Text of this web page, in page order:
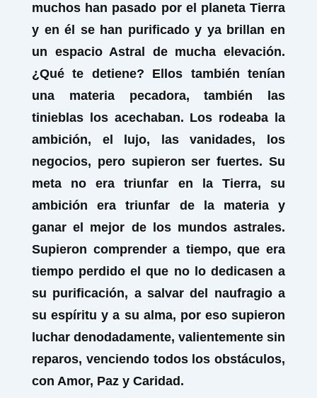
muchos han pasado por el planeta Tierra
y en él se han purificado y ya brillan en
un espacio Astral de mucha elevación.
¿Qué te detiene? Ellos también tenían
una materia pecadora, también las
tinieblas los acechaban. Los rodeaba la
ambición, el lujo, las vanidades, los
negocios, pero supieron ser fuertes. Su
meta no era triunfar en la Tierra, su
ambición era triunfar de la materia y
ganar el mejor de los mundos astrales.
Supieron comprender a tiempo, que era
tiempo perdido el que no lo dedicasen a
su purificación, a salvar del naufragio a
su espíritu y a su alma, por eso supieron
luchar denodadamente, valientemente sin
reparos, venciendo todos los obstáculos,
con Amor, Paz y Caridad.